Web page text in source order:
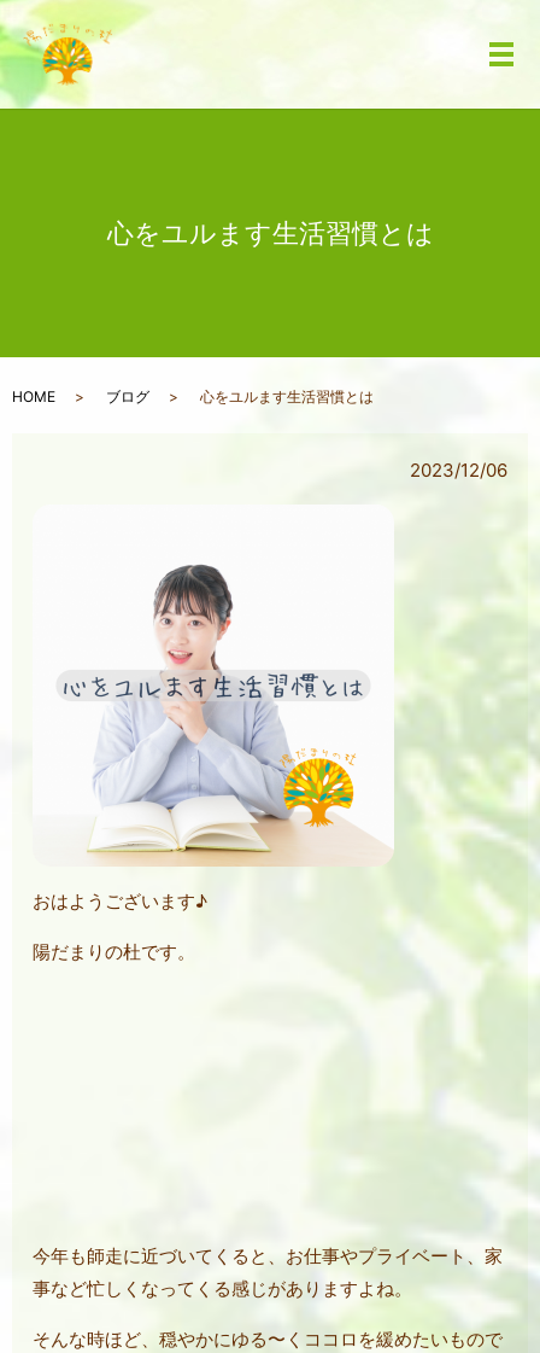
メ
心をユルます生活習慣とは
HOME ブログ 心をユルます生活習慣とは
2023/12/06
おはようございます♪
陽だまりの杜です。
今年も師走に近づいてくると、お仕事やプライベート、家
事など忙しくなってくる感じがありますよね。
そんな時ほど、穏やかにゆる〜くココロを緩めたいもので